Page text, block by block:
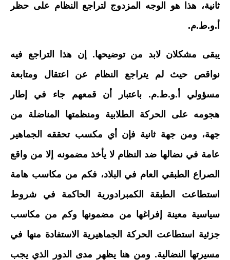
ثانية، هذا هو الوجه المزدوج لتراجع النظام على حظر
أ.و.ط.م.
يبقى مشكلان لابد من توضيحها. إن هذا التراجع فيه
نواقص حيث لم يتراجع النظام عن اعتقال ومتابعة
مسؤولي أ.و.ط.م. باعتبار أن قمعهم جاء في إطار
هجومه على الحركة الطلابية ومنظمتها المناضلة من
جهة، ومن جهة ثانية فإن أي مكسب تحققه الجماهير
عامة في نضالها ضد النظام لا يأخذ مضمونه إلا من واقع
الصراع الطبقي العام في البلاد، فكم من مكاسب هامة
استطاعت الطبقة الكمبرادورية الحاكمة في شروط
سياسية معينة إفراغها من مضمونها وكم من مكاسب
جزئية استطاعت الحركة الجماهيرية الاستفادة منها في
مسيرتها النضالية. ومن هنا يظهر مدى الدور الذي يجب